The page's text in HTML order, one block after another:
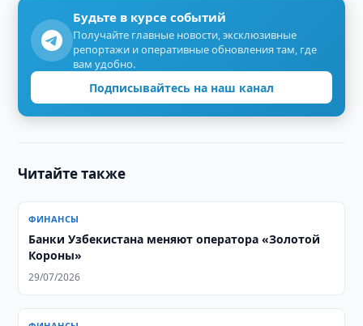
Будьте в курсе событий
Получайте главные новости, эксклюзивные
репортажи и оперативные обновления там, где
вам удобно.
Подписывайтесь на наш канал
Читайте также
ФИНАНСЫ
Банки Узбекистана меняют оператора «Золотой
Короны»
29/07/2026